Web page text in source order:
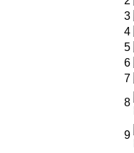
3
4
5
6
7
8
9